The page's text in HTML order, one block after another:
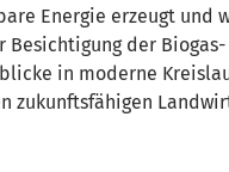
Energie erzeugt und
Besichtigung der Biogas-
in moderne
zukunftsfähigen